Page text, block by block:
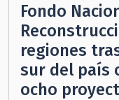
Fondo
regiones
sur del país
ocho